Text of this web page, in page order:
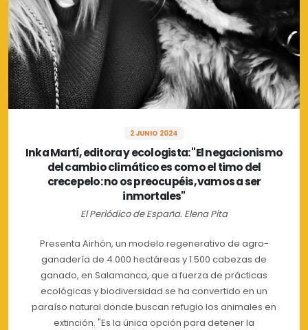
2 JUNIO 2024
Inka Martí, editora y ecologista: "El negacionismo
del cambio climático es como el timo del
crecepelo: no os preocupéis, vamos a ser
inmortales"
El Periódico de España. Elena Pita
Presenta Airhón, un modelo regenerativo de agro-
ganadería de 4.000 hectáreas y 1.500 cabezas de
ganado, en Salamanca, que a fuerza de prácticas
ecológicas y biodiversidad se ha convertido en un
paraíso natural donde buscan refugio los animales en
extinción. "Es la única opción para detener la